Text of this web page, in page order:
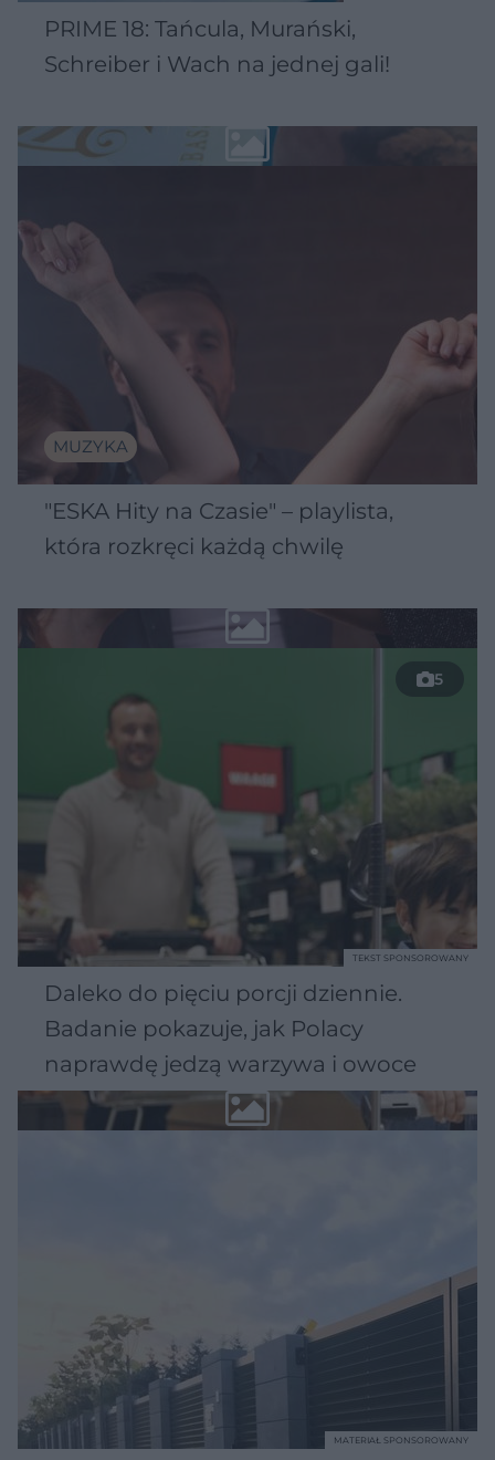
PRIME 18: Tańcula, Murański,
Schreiber i Wach na jednej gali!
MUZYKA
"ESKA Hity na Czasie" – playlista,
która rozkręci każdą chwilę
5
Daleko do pięciu porcji dziennie.
Badanie pokazuje, jak Polacy
naprawdę jedzą warzywa i owoce
TEKST SPONSOROWANY
MATERIAŁ SPONSOROWANY